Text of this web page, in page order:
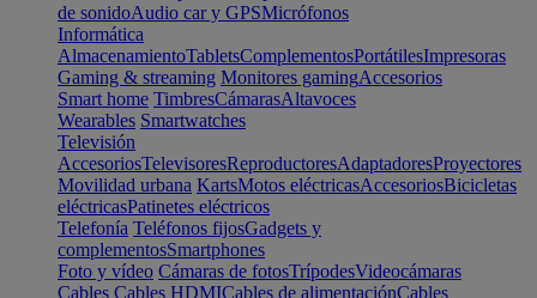
de sonidoAudio car y GPSMicrófonos
Informática
AlmacenamientoTabletsComplementosPortátilesImpresoras
Gaming & streaming Monitores gamingAccesorios
Smart home TimbresCámarasAltavoces
Wearables Smartwatches
Televisión
AccesoriosTelevisoresReproductoresAdaptadoresProyectores
Movilidad urbana KartsMotos eléctricasAccesoriosBicicletas
eléctricasPatinetes eléctricos
Telefonía Teléfonos fijosGadgets y
complementosSmartphones
Foto y vídeo Cámaras de fotosTrípodesVideocámaras
Cables Cables HDMICables de alimentaciónCables